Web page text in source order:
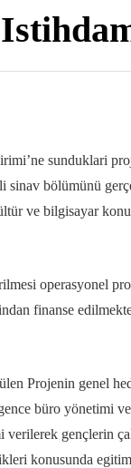
sunduklari
sinav bölümünü
ve bilgisayar
operasyonel
finanse
Projenin genel
büro yönetimi
verilerek gençlerin
konusunda